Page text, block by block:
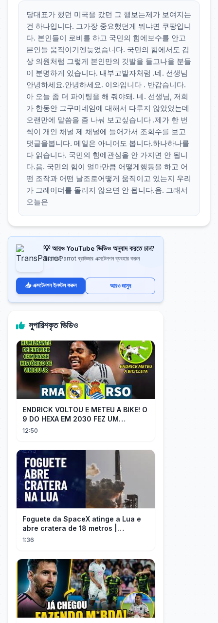
당대표가 했던 미국을 갔던 그 행보는제가 보여지는
건 하나입니다. 그가장 중요했던게 뭐냐면 쿠팡입니
다. 본인들이 로비를 하고 국민의 힘에보수를 안고
본인들 움직이기엔늦었습니다. 국민의 힘에서도 김
상 의원처럼 그렇게 본인만의 깃발을 들고나올 분들
이 분명하게 있습니다. 내부고발자처럼 .네. 선생님
안녕하세요.안녕하세요. 이와입니다 . 반갑습니다.
아 오늘 좀 더 파이팅을 해 줘야돼. 네. 선생님, 저희
가 한동안 그구미네임에 대해서 다루지 않았었는데
오랜만에 말씀을 좀 나눠 보고싶습니다 .제가 한 번
씩이 개인 채널 제 채널에 들어가서 조회수를 보고
댓글을봅니다. 메일은 아니어도 봅니다.하나하나를
다 읽습니다. 국민의 힘에관심을 안 가지면 안 됩니
다.음. 국민의 힘이 얼마만큼 어떻게행동을 하고 어
떤 조작과 어떤 날조로어떻게 움직이고 있는지 우리
가 그레이더를 돌리지 않으면 안 됩니다.음. 그래서
오늘은
💡 আরও YouTube ভিডিও অনুবাদ করতে চান?
TransParrot ব্রাউজার এক্সটেনশন ব্যবহার করুন
📥 এক্সটেনশন ইনস্টল করুন আরও জানুন
সুপারিশকৃত ভিডিও
ENDRICK VOLTOU E METEU A BIKE! O
9 DO HEXA EM 2030 FEZ UM
GOLAÇO E MOSTROU QUE VAI SER
12:50
Foguete da SpaceX atinge a Lua e
abre cratera de 18 metros |
InfoMoney News
1:36